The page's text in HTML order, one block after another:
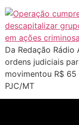
Da Redação
ordens judiciais
movimentou R$
PJC/MT